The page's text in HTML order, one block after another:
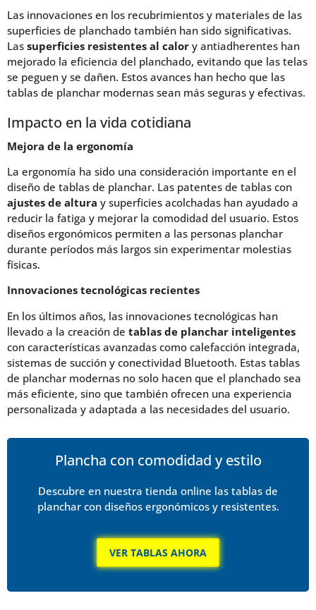
Las innovaciones en los recubrimientos y materiales de las
superficies de planchado también han sido significativas.
Las superficies resistentes al calor y antiadherentes han
mejorado la eficiencia del planchado, evitando que las telas
se peguen y se dañen. Estos avances han hecho que las
tablas de planchar modernas sean más seguras y efectivas.
Impacto en la vida cotidiana
Mejora de la ergonomía
La ergonomía ha sido una consideración importante en el
diseño de tablas de planchar. Las patentes de tablas con
ajustes de altura y superficies acolchadas han ayudado a
reducir la fatiga y mejorar la comodidad del usuario. Estos
diseños ergonómicos permiten a las personas planchar
durante períodos más largos sin experimentar molestias
físicas.
Innovaciones tecnológicas recientes
En los últimos años, las innovaciones tecnológicas han
llevado a la creación de tablas de planchar inteligentes
con características avanzadas como calefacción integrada,
sistemas de succión y conectividad Bluetooth. Estas tablas
de planchar modernas no solo hacen que el planchado sea
más eficiente, sino que también ofrecen una experiencia
personalizada y adaptada a las necesidades del usuario.
Plancha con comodidad y estilo
Descubre en nuestra tienda online las tablas de
planchar con diseños ergonómicos y resistentes.
VER TABLAS AHORA